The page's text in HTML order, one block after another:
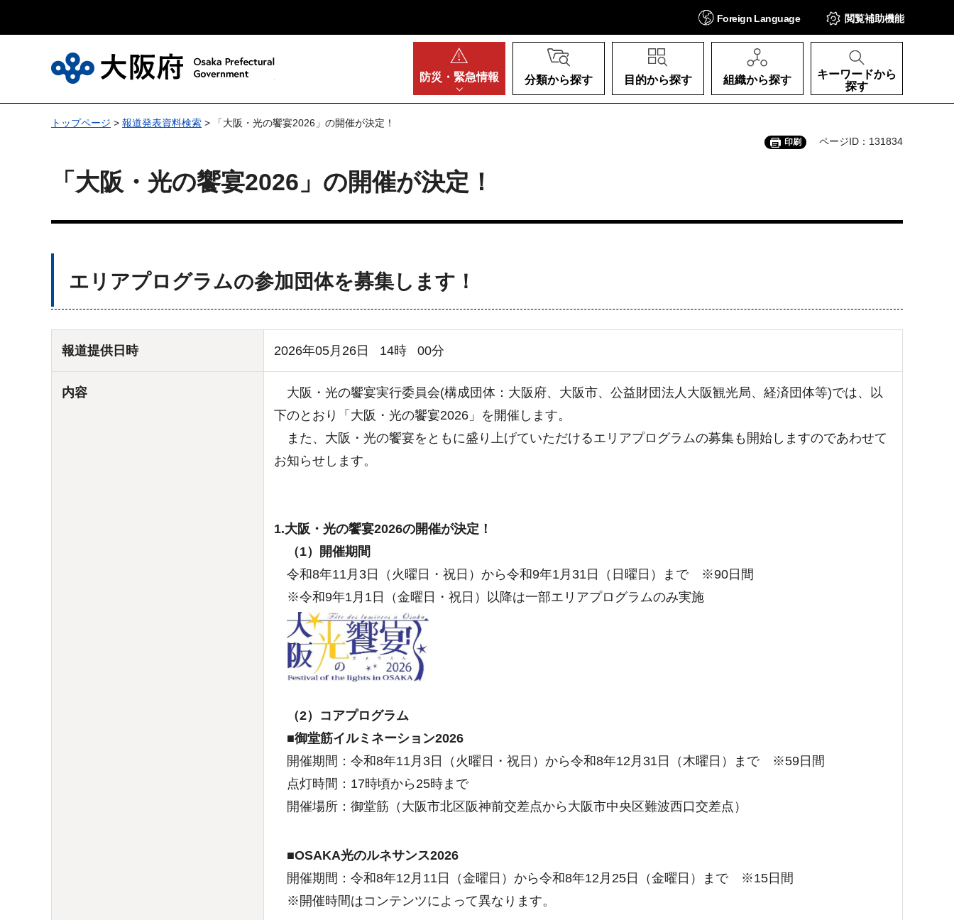
Foreign Language 閲覧補助機能
防災・ 緊急情報 分類から探す 目的から探す 組織から探す
キーワードから
探す
トップページ > 報道発表資料検索 > 「大阪・光の饗宴2026」の開催が決定！
印刷 ページID：131834
「大阪・光の饗宴2026」の開催が決定！
エリアプログラムの参加団体を募集します！
報道提供日時 2026年05月26日 14時 00分
内容
大阪・光の饗宴実行委員会(構成団体：大阪府、大阪市、公益財団法人大阪観光局、経済団体等)では、以
下のとおり「大阪・光の饗宴2026」を開催します。
また、大阪・光の饗宴をともに盛り上げていただけるエリアプログラムの募集も開始しますのであわせて
お知らせします。
1.大阪・光の饗宴2026の開催が決定！
（1）開催期間
令和8年11月3日（火曜日・祝日）から令和9年1月31日（日曜日）まで ※90日間
※令和9年1月1日（金曜日・祝日）以降は一部エリアプログラムのみ実施
（2）コアプログラム
■御堂筋イルミネーション2026
開催期間：令和8年11月3日（火曜日・祝日）から令和8年12月31日（木曜日）まで ※59日間
点灯時間：17時頃から25時まで
開催場所：御堂筋（大阪市北区阪神前交差点から大阪市中央区難波西口交差点）
■OSAKA光のルネサンス2026
開催期間：令和8年12月11日（金曜日）から令和8年12月25日（金曜日）まで ※15日間
※開催時間はコンテンツによって異なります。